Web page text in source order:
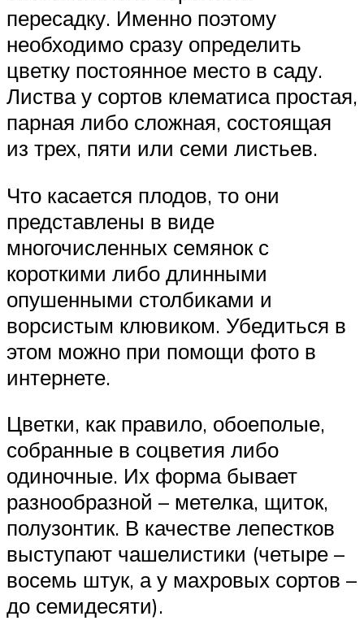
пересадку. Именно поэтому
необходимо сразу определить
цветку постоянное место в саду.
Листва у сортов клематиса простая,
парная либо сложная, состоящая
из трех, пяти или семи листьев.
Что касается плодов, то они
представлены в виде
многочисленных семянок с
короткими либо длинными
опушенными столбиками и
ворсистым клювиком. Убедиться в
этом можно при помощи фото в
интернете.
Цветки, как правило, обоеполые,
собранные в соцветия либо
одиночные. Их форма бывает
разнообразной – метелка, щиток,
полузонтик. В качестве лепестков
выступают чашелистики (четыре –
восемь штук, а у махровых сортов –
до семидесяти).